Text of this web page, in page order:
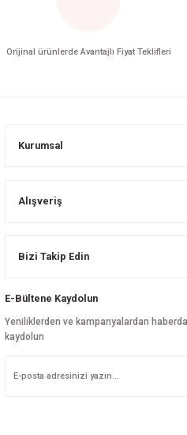
Orijinal ürünlerde Avantajlı Fiyat Teklifleri
Kurumsal
Alışveriş
Bizi Takip Edin
E-Bültene Kaydolun
Yeniliklerden ve kampanyalardan
kaydolun